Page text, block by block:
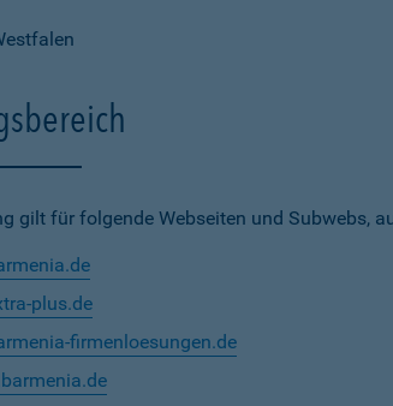
gilt für folgende Webseiten und Subwebs,
plus.de
firmenloesungen.de